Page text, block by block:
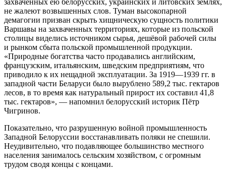
не жалеют возвышенных слов. Туман высокопарной
демагогии призван скрыть хищническую сущность политики
Варшавы на захваченных территориях, которые из польской
столицы виделись источником сырья, дешёвой рабочей силы
и рынком сбыта польской промышленной продукции.
«Природные богатства часто продавались английским,
французским, итальянским, шведским предприятиям, что
приводило к их нещадной эксплуатации. За 1919—1939 гг. в
западной части Беларуси было вырублено 589,2 тыс. гектаров
лесов, в то время как натуральный прирост их составил 41,8
тыс. гектаров», — напомнил белорусский историк Пётр
Чигринов.
Показательно, что разрушенную войной промышленность
Западной Белоруссии восстанавливать поляки не спешили.
Неудивительно, что подавляющее большинство местного
населения занималось сельским хозяйством, с огромным
трудом сводя концы с концами.